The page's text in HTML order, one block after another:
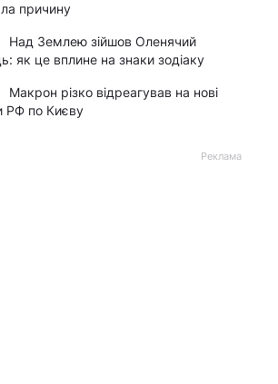
причину
Над Землею зійшов Оленячий
як це вплине на знаки зодіаку
Макрон різко відреагував на нові
РФ по Києву
Реклама